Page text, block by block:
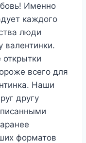
Именно
каждого
люди
валентинки.
всего для
Наши
другу
форматов